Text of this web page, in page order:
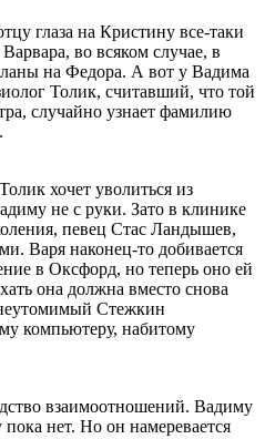
глаза на Кристину все-таки
во всяком случае, в
на Федора. А вот у Вадима
Толик, считавший, что той
случайно узнает фамилию
хочет уволиться из
не с руки. Зато в клинике
певец Стас Ландышев,
Варя наконец-то добивается
в Оксфорд, но теперь оно ей
она должна вместо снова
Стежкин
компьютеру, набитому
взаимоотношений. Вадиму
нет. Но он намеревается